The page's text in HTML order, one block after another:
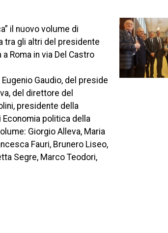
il nuovo volume di
tra gli altri del presidente
Roma in via Del Castro
Gaudio, del preside
del direttore del
presidente della
politica della
Giorgio Alleva, Maria
Fauri, Brunero Liseo,
Segre, Marco Teodori,